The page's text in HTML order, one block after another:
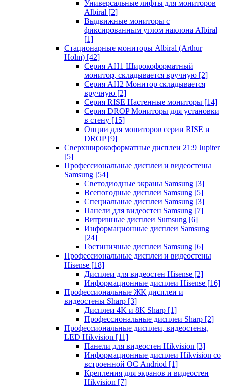
Универсальные лифты для мониторов
Albiral [2]
Выдвижные мониторы с
фиксированным углом наклона Albiral
[1]
Стационарные мониторы Albiral (Arthur
Holm) [42]
Серия AH1 Широкоформатный
монитор, складывается вручную [2]
Серия AH2 Монитор складывается
вручную [2]
Серия RISE Настенные мониторы [14]
Серия DROP Мониторы для установки
в стену [15]
Опции для мониторов серии RISE и
DROP [9]
Сверхширокоформатные дисплеи 21:9 Jupiter
[5]
Профессиональные дисплеи и видеостены
Samsung [54]
Светодиодные экраны Samsung [3]
Всепогодные дисплеи Samsung [5]
Специальные дисплеи Samsung [3]
Панели для видеостен Samsung [7]
Витринные дисплеи Sumsung [6]
Информационные дисплеи Samsung
[24]
Гостиничные дисплеи Samsung [6]
Профессиональные дисплеи и видеостены
Hisense [18]
Дисплеи для видеостен Hisense [2]
Информационные дисплеи Hisense [16]
Профессиональные ЖК дисплеи и
видеостены Sharp [3]
Дисплеи 4K и 8K Sharp [1]
Профессиональные дисплеи Sharp [2]
Профессиональные дисплеи, видеостены,
LED Hikvision [11]
Панели для видеостен Hikvision [3]
Информационные дисплеи Hikvision со
встроенной ОС Andriod [1]
Крепления для экранов и видеостен
Hikvision [7]